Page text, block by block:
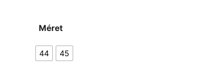
Méret
44 45